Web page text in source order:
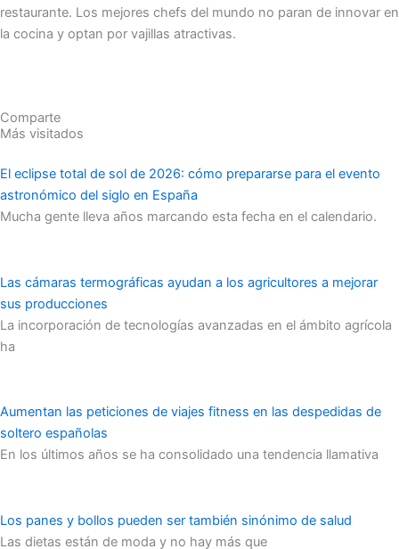
restaurante. Los mejores chefs del mundo no paran de innovar en
la cocina y optan por vajillas atractivas.
Comparte
Más visitados
El eclipse total de sol de 2026: cómo prepararse para el evento
astronómico del siglo en España
Mucha gente lleva años marcando esta fecha en el calendario.
Las cámaras termográficas ayudan a los agricultores a mejorar
sus producciones
La incorporación de tecnologías avanzadas en el ámbito agrícola
ha
Aumentan las peticiones de viajes fitness en las despedidas de
soltero españolas
En los últimos años se ha consolidado una tendencia llamativa
Los panes y bollos pueden ser también sinónimo de salud
Las dietas están de moda y no hay más que